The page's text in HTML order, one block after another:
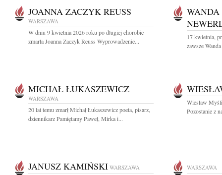
JOANNA ZACZYK REUSS
WARSZAWA
W dniu 9 kwietnia 2026 roku po długiej chorobie
zmarła Joanna Zaczyk Reuss Wyprowadzenie...
17 kwietnia,
zawsze
MICHAŁ ŁUKASZEWICZ
WARSZAWA
20 lat temu zmarł Michał Łukaszewicz poeta, pisarz,
dziennikarz Pamiętamy Paweł, Mirka i...
Wiesław
Pozostanie z
JANUSZ KAMIŃSKI WARSZAWA WARSZAWA